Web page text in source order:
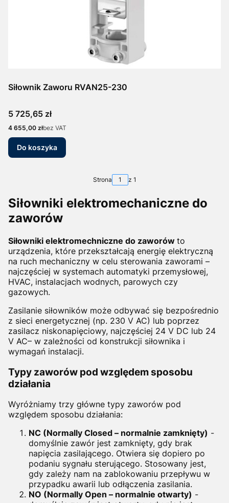
Siłownik Zaworu RVAN25-230
Cena
5 725,65 zł
Cena
4 655,00 złbez VAT
Do koszyka
Strona z 1
Siłowniki elektromechaniczne do
zaworów
Siłowniki elektromechniczne do zaworów to
urządzenia, które przekształcają energię elektryczną
na ruch mechaniczny w celu sterowania zaworami –
najczęściej w systemach automatyki przemysłowej,
HVAC, instalacjach wodnych, parowych czy
gazowych.
Zasilanie siłowników może odbywać się bezpośrednio
z sieci energetycznej (np. 230 V AC) lub poprzez
zasilacz niskonapięciowy, najczęściej 24 V DC lub 24
V AC– w zależności od konstrukcji siłownika i
wymagań instalacji.
Typy zaworów pod względem sposobu
działania
Wyróżniamy trzy główne typy zaworów pod
względem sposobu działania:
NC (Normally Closed – normalnie zamknięty) -
domyślnie zawór jest zamknięty, gdy brak
napięcia zasilającego. Otwiera się dopiero po
podaniu sygnału sterującego. Stosowany jest,
gdy zależy nam na zablokowaniu przepływu w
przypadku awarii lub odłączenia zasilania.
NO (Normally Open – normalnie otwarty) -